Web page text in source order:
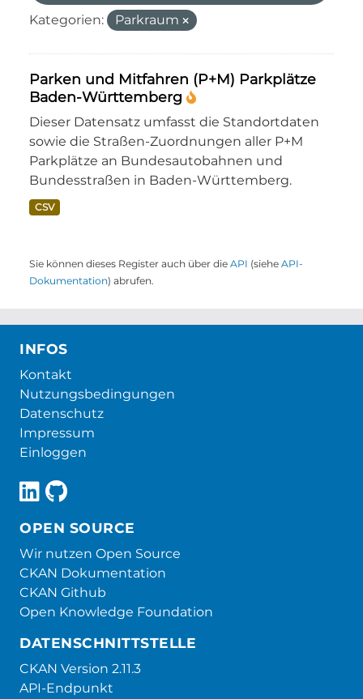
Kategorien:
Parkraum
Parken und Mitfahren (P+M) Parkplätze
Baden-Württemberg
Dieser Datensatz umfasst die Standortdaten
sowie die Straßen-Zuordnungen aller P+M
Parkplätze an Bundesautobahnen und
Bundesstraßen in Baden-Württemberg.
CSV
Sie können dieses Register auch über die API (siehe API-
Dokumentation) abrufen.
INFOS
Kontakt
Nutzungsbedingungen
Datenschutz
Impressum
Einloggen
OPEN SOURCE
Wir nutzen Open Source
CKAN Dokumentation
CKAN Github
Open Knowledge Foundation
DATENSCHNITTSTELLE
CKAN Version 2.11.3
API-Endpunkt